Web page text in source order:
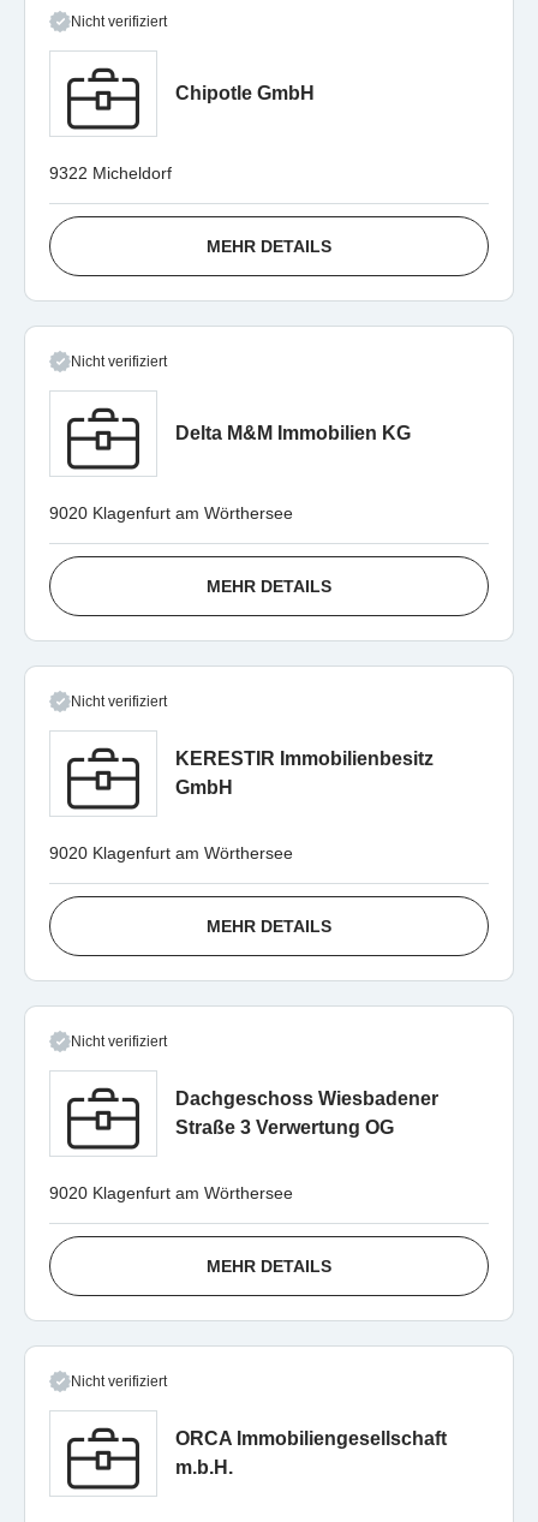
Nicht verifiziert
Chipotle GmbH
9322 Micheldorf
MEHR DETAILS
Nicht verifiziert
Delta M&M Immobilien KG
9020 Klagenfurt am Wörthersee
MEHR DETAILS
Nicht verifiziert
KERESTIR Immobilienbesitz
GmbH
9020 Klagenfurt am Wörthersee
MEHR DETAILS
Nicht verifiziert
Dachgeschoss Wiesbadener
Straße 3 Verwertung OG
9020 Klagenfurt am Wörthersee
MEHR DETAILS
Nicht verifiziert
ORCA Immobiliengesellschaft
m.b.H.